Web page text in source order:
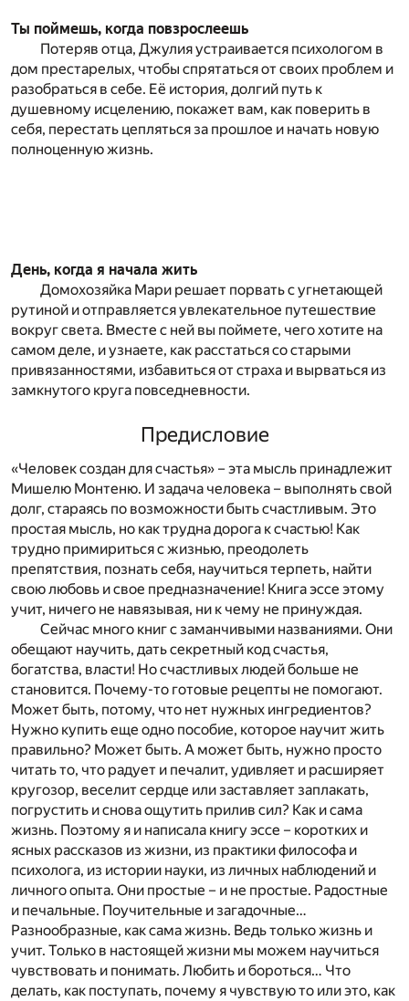
Ты поймешь, когда повзрослеешь
Потеряв отца, Джулия устраивается психологом в
дом престарелых, чтобы спрятаться от своих проблем и
разобраться в себе. Её история, долгий путь к
душевному исцелению, покажет вам, как поверить в
себя, перестать цепляться за прошлое и начать новую
полноценную жизнь.
День, когда я начала жить
Домохозяйка Мари решает порвать с угнетающей
рутиной и отправляется увлекательное путешествие
вокруг света. Вместе с ней вы поймете, чего хотите на
самом деле, и узнаете, как расстаться со старыми
привязанностями, избавиться от страха и вырваться из
замкнутого круга повседневности.
Предисловие
«Человек создан для счастья» – эта мысль принадлежит
Мишелю Монтеню. И задача человека – выполнять свой
долг, стараясь по возможности быть счастливым. Это
простая мысль, но как трудна дорога к счастью! Как
трудно примириться с жизнью, преодолеть
препятствия, познать себя, научиться терпеть, найти
свою любовь и свое предназначение! Книга эссе этому
учит, ничего не навязывая, ни к чему не принуждая.
Сейчас много книг с заманчивыми названиями. Они
обещают научить, дать секретный код счастья,
богатства, власти! Но счастливых людей больше не
становится. Почему-то готовые рецепты не помогают.
Может быть, потому, что нет нужных ингредиентов?
Нужно купить еще одно пособие, которое научит жить
правильно? Может быть. А может быть, нужно просто
читать то, что радует и печалит, удивляет и расширяет
кругозор, веселит сердце или заставляет заплакать,
погрустить и снова ощутить прилив сил? Как и сама
жизнь. Поэтому я и написала книгу эссе – коротких и
ясных рассказов из жизни, из практики философа и
психолога, из истории науки, из личных наблюдений и
личного опыта. Они простые – и не простые. Радостные
и печальные. Поучительные и загадочные…
Разнообразные, как сама жизнь. Ведь только жизнь и
учит. Только в настоящей жизни мы можем научиться
чувствовать и понимать. Любить и бороться… Что
делать, как поступать, почему я чувствую то или это, как